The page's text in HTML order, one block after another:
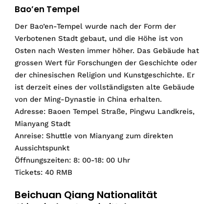
Bao’en Tempel
Der Bao’en-Tempel wurde nach der Form der
Verbotenen Stadt gebaut, und die Höhe ist von
Osten nach Westen immer höher. Das Gebäude hat
grossen Wert für Forschungen der Geschichte oder
der chinesischen Religion und Kunstgeschichte. Er
ist derzeit eines der vollständigsten alte Gebäude
von der Ming-Dynastie in China erhalten.
Adresse: Baoen Tempel Straße, Pingwu Landkreis,
Mianyang Stadt
Anreise: Shuttle von Mianyang zum direkten
Aussichtspunkt
Öffnungszeiten: 8: 00-18: 00 Uhr
Tickets: 40 RMB
Beichuan Qiang Nationalität